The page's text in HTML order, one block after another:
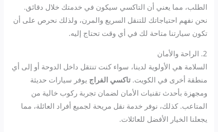
الطلب، مما يعني أن التاكسي سيكون في خدمتك خلال دقائق.
نحن نفهم احتياجاتك للتنقل السريع والمرن، ولذلك نحرص على أن
تكون سيارتنا متاحة لك في أي وقت تحتاج إليه.
2. الراحة والأمان
السلامة هي الأولوية لدينا، سواء كنت تنتقل داخل الدوحة أو إلى أي
منطقة أخرى في الكويت.تاكسي الفراج يوفر سيارات حديثة
ومجهزة بأحدث تقنيات الأمان لضمان تجربة ركوب خالية من
المتاعب. كذلك، نوفر خدمة نقل مريحة لجميع أفراد العائلة، مما
يجعلنا الخيار الأفضل للعائلات.